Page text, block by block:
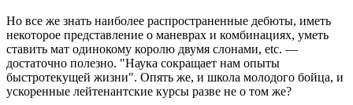
Но все же знать наиболее распространенные дебюты, иметь
некоторое представление о маневрах и комбинациях, уметь
ставить мат одинокому королю двумя слонами, etc. —
достаточно полезно. "Наука сокращает нам опыты
быстротекущей жизни". Опять же, и школа молодого бойца, и
ускоренные лейтенантские курсы разве не о том же?